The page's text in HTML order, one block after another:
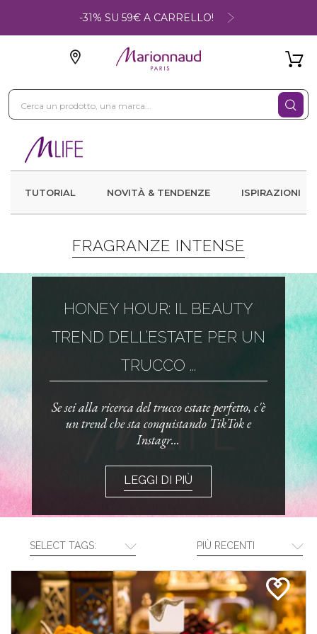
-31% SU 59€ A CARRELLO!
TUTORIAL NOVITÀ & TENDENZE ISPIRAZIONI
FRAGRANZE INTENSE
HONEY HOUR: IL BEAUTY
TREND DELL’ESTATE PER UN
TRUCCO ...
Se sei alla ricerca del trucco estate perfetto, c'è
un trend che sta conquistando TikTok e
Instagr...
LEGGI DI PIÙ
CREA LA TUA ROUTINE CON I
SELECT TAGS: PIÙ RECENTI